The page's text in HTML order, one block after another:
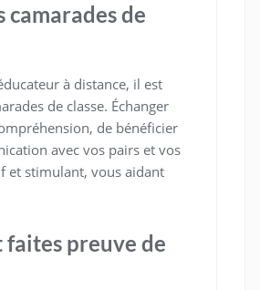
camarades de
à distance, il est
de classe. Échanger
de bénéficier
avec vos pairs et vos
et stimulant, vous aidant
faites preuve de